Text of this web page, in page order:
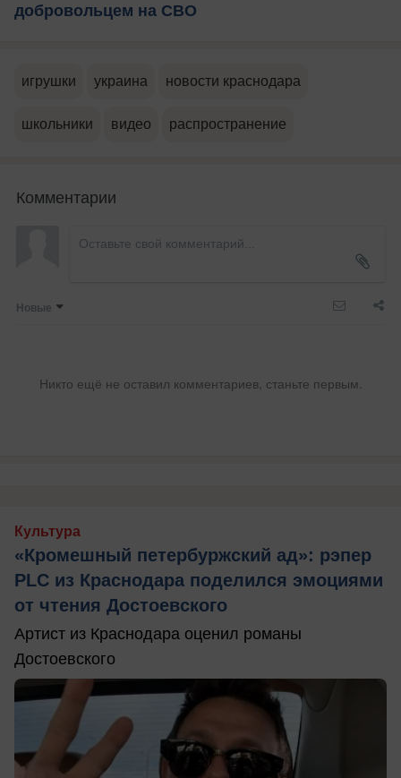
добровольцем на СВО
игрушки украина новости краснодара
школьники видео распространение
Комментарии
Новые
Никто ещё не оставил комментариев, станьте первым.
Культура
«Кромешный петербуржский ад»: рэпер
PLC из Краснодара поделился эмоциями
от чтения Достоевского
Артист из Краснодара оценил романы
Достоевского